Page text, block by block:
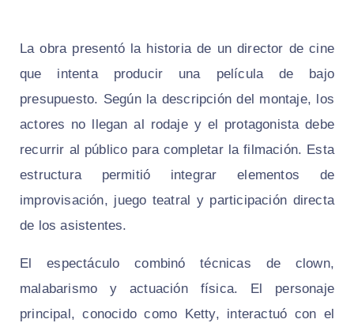
La obra presentó la historia de un director de cine
que intenta producir una película de bajo
presupuesto. Según la descripción del montaje, los
actores no llegan al rodaje y el protagonista debe
recurrir al público para completar la filmación. Esta
estructura permitió integrar elementos de
improvisación, juego teatral y participación directa
de los asistentes.
El espectáculo combinó técnicas de clown,
malabarismo y actuación física. El personaje
principal, conocido como Ketty, interactuó con el